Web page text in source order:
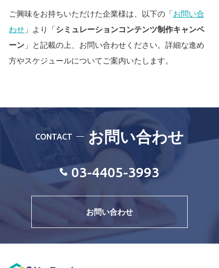
ご興味をお持ちいただけた企業様は、以下の「お問い合
わせ」より「シミュレーションコンテンツ制作キャンペ
ーン」と記載の上、お問い合わせください。詳細な進め
方やスケジュールについてご案内いたします。
CONTACT お問い合わせ
03-4405-3993
お問い合わせ